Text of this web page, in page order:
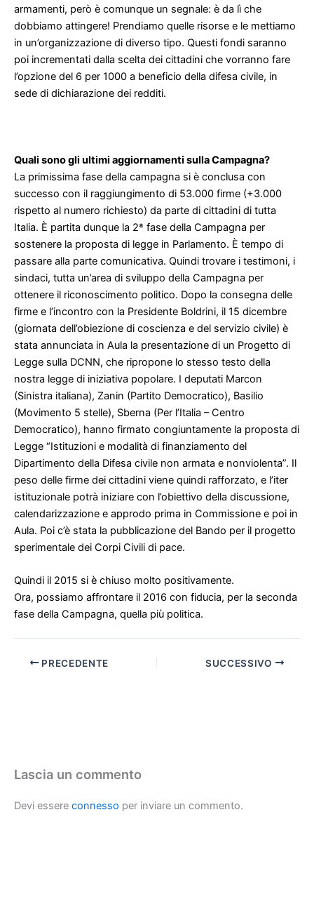
armamenti, però è comunque un segnale: è da lì che
dobbiamo attingere! Prendiamo quelle risorse e le mettiamo
in un’organizzazione di diverso tipo. Questi fondi saranno
poi incrementati dalla scelta dei cittadini che vorranno fare
l’opzione del 6 per 1000 a beneficio della difesa civile, in
sede di dichiarazione dei redditi.
Quali sono gli ultimi aggiornamenti sulla Campagna?
La primissima fase della campagna si è conclusa con
successo con il raggiungimento di 53.000 firme (+3.000
rispetto al numero richiesto) da parte di cittadini di tutta
Italia. È partita dunque la 2ª fase della Campagna per
sostenere la proposta di legge in Parlamento. È tempo di
passare alla parte comunicativa. Quindi trovare i testimoni, i
sindaci, tutta un’area di sviluppo della Campagna per
ottenere il riconoscimento politico. Dopo la consegna delle
firme e l’incontro con la Presidente Boldrini, il 15 dicembre
(giornata dell’obiezione di coscienza e del servizio civile) è
stata annunciata in Aula la presentazione di un Progetto di
Legge sulla DCNN, che ripropone lo stesso testo della
nostra legge di iniziativa popolare. I deputati Marcon
(Sinistra italiana), Zanin (Partito Democratico), Basilio
(Movimento 5 stelle), Sberna (Per l’Italia – Centro
Democratico), hanno firmato congiuntamente la proposta di
Legge “Istituzioni e modalità di finanziamento del
Dipartimento della Difesa civile non armata e nonviolenta”. Il
peso delle firme dei cittadini viene quindi rafforzato, e l’iter
istituzionale potrà iniziare con l’obiettivo della discussione,
calendarizzazione e approdo prima in Commissione e poi in
Aula. Poi c’è stata la pubblicazione del Bando per il progetto
sperimentale dei Corpi Civili di pace.
Quindi il 2015 si è chiuso molto positivamente.
Ora, possiamo affrontare il 2016 con fiducia, per la seconda
fase della Campagna, quella più politica.
PRECEDENTE SUCCESSIVO
Lascia un commento
Devi essere connesso per inviare un commento.